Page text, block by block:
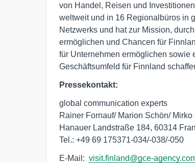
von Handel, Reisen und
weltweit und in 16 Regionalbüros in
Netzwerks und hat zur Mission,
ermöglichen und Chancen für
für Unternehmen ermöglichen sowie
Geschäftsumfeld für Finnland
Pressekontakt:
global communication experts
Rainer Fornauf/ Marion Schön/ Mirko
Hanauer Landstraße 184, 60314
Tel.: +49 69 175371-034/-038/-050
E-Mail: visit.finland@gce-